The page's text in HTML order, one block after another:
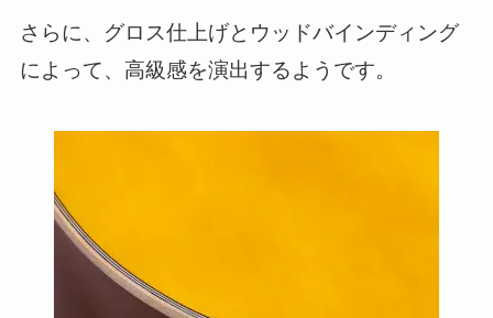
さらに、グロス仕上げとウッドバインディング
によって、高級感を演出するようです。